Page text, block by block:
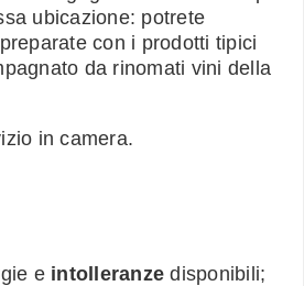
ubicazione: potrete
con i prodotti tipici
da rinomati vini della
in camera.
e intolleranze disponibili;